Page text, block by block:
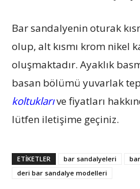
Bar sandalyenin oturak
olup, alt kısmı krom nikel
oluşmaktadır. Ayaklık
basan bölümü yuvarlak
koltuklarıve fiyatları
lütfen iletişime geçiniz.
ETIKETLER bar sandalyeleri
deri bar sandalye modelleri